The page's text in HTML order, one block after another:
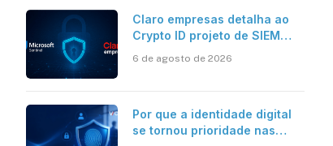
Claro empresas detalha ao
Crypto ID projeto de SIEM
resposta automatizada
6 de agosto de 2026
Por que a identidade digital
se tornou prioridade nas